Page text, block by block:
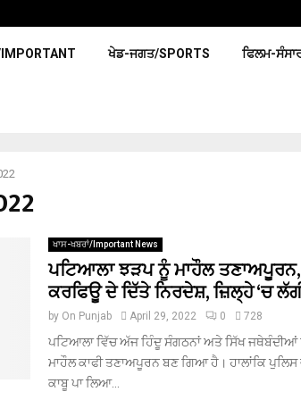
ਖੇਡ-ਜਗਤ/SPORTS ਫਿਲਮ-
ਖਾਸ-ਖਬਰਾਂ/Important News
ਪਟਿਆਲਾ ਝੜਪ ਨੂੰ ਮਾਹੌਲ ਤਣਾਅਪੂਰਨ,
ਕਰਫਿਊ ਦੇ ਦਿੱਤੇ ਨਿਰਦੇਸ਼, ਜ਼ਿਲ੍ਹੇ ‘ਚ
by On Punjab April 29, 2022 0 728
ਪਟਿਆਲਾ ਵਿੱਚ ਅੱਜ ਹਿੰਦੂ ਸੰਗਠਨਾਂ ਅਤੇ ਸਿੱਖ ਜਥੇਬੰਦੀਆਂ
ਮਾਹੌਲ ਕਾਫੀ ਤਣਾਅਪੂਰਨ ਬਣ ਗਿਆ ਹੈ। ਹਾਲਾਂਕਿ ਪੁਲਿਸ
ਕਾਬੂ ਪਾ ਲਿਆ...